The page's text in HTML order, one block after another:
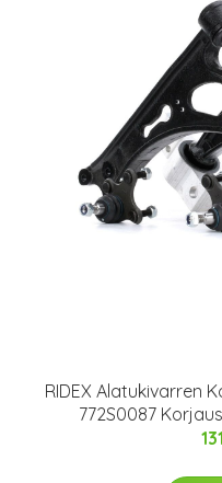
RIDEX Alatukivarren
772S0087